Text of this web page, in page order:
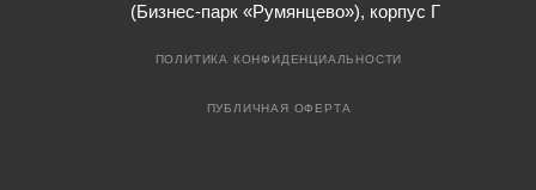
(Бизнес-парк «Румянцево»), корпус Г
ПОЛИТИКА КОНФИДЕНЦИАЛЬНОСТИ
ПУБЛИЧНАЯ ОФЕРТА